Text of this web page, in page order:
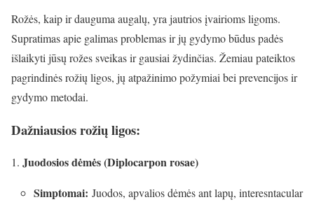
Rožės, kaip ir dauguma augalų, yra jautrios įvairioms ligoms.
Supratimas apie galimas problemas ir jų gydymo būdus padės
išlaikyti jūsų rožes sveikas ir gausiai žydinčias. Žemiau pateiktos
pagrindinės rožių ligos, jų atpažinimo požymiai bei prevencijos ir
gydymo metodai.
Dažniausios rožių ligos:
Juodosios dėmės (Diplocarpon rosae)
Simptomai: Juodos, apvalios dėmės ant lapų, interesntacular